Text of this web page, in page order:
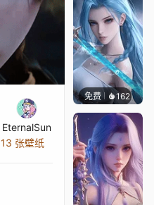
EternalSun
13 张壁纸
免费 162好看